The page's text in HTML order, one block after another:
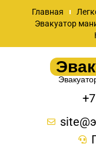
Главная
Эвакуатор